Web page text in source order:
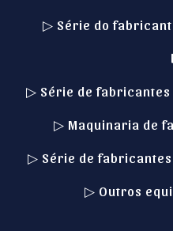
▷ Série do
▷ Série de fabricantes
▷ Maquinaria de
▷ Série de
▷ Outros